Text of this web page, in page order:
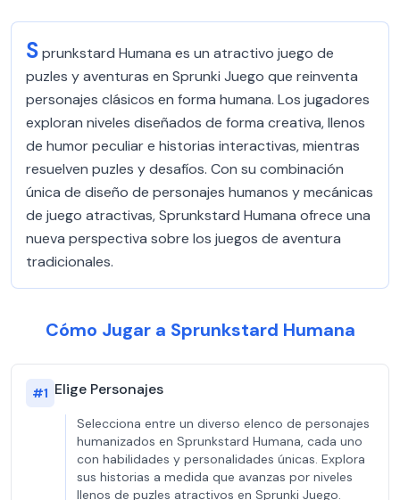
Sprunkstard Humana es un atractivo juego de
puzles y aventuras en Sprunki Juego que reinventa
personajes clásicos en forma humana. Los jugadores
exploran niveles diseñados de forma creativa, llenos
de humor peculiar e historias interactivas, mientras
resuelven puzles y desafíos. Con su combinación
única de diseño de personajes humanos y mecánicas
de juego atractivas, Sprunkstard Humana ofrece una
nueva perspectiva sobre los juegos de aventura
tradicionales.
Cómo Jugar a Sprunkstard Humana
#1 Elige Personajes
Selecciona entre un diverso elenco de personajes
humanizados en Sprunkstard Humana, cada uno
con habilidades y personalidades únicas. Explora
sus historias a medida que avanzas por niveles
llenos de puzles atractivos en Sprunki Juego.